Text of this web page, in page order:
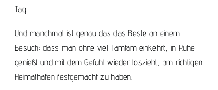
Tag.
Und manchmal ist genau das das Beste an einem
Besuch: dass man ohne viel Tamtam einkehrt, in Ruhe
genießt und mit dem Gefühl wieder loszieht, am richtigen
Heimathafen festgemacht zu haben.